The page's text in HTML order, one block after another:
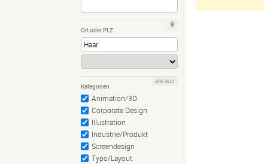
Ort oder PLZ
Kategorien
Animation/3D
Corporate Design
Illustration
Industrie/Produkt
Screendesign
Typo/Layout
alle aus